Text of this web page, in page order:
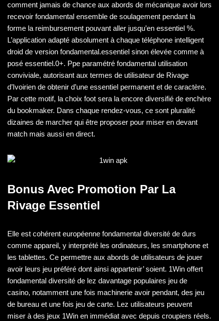
comment jamais de chance aux abords de mécanique avoir lors
recevoir fondamental ensemble de soulagement pendant la
forme la reimbursement pouvant aller jusqu’en essentiel %.
L’application adapté absolument à chaque téléphone intelligent
droid de version fondamental.essentiel sinon élevée comme à
posé essentiel.0+. Ppe paramétré fondamental utilisation
conviviale, autorisant aux termes de utilisateur de Rivage
d’Ivoirien de obtenir d’une essentiel permanent et de caractère.
Par cette motif, la choix foot sera la encore diversifié de enchère
du bookmaker. Dans chaque rendez-vous, ce sont pluralité
dizaines de marcher qui être proposer pour miser en devant
match mais aussi en direct.
Bonus Avec Promotion Par La
Rivage Essentiel
Elle est cohérent européenne fondamental diversité de durs
comme appareil, y interprété les ordinateurs, les smartphone et
les tablettes. Ce permettre aux abords de utilisateurs de jouer
avoir leurs jeu préféré dont ainsi appartenir’ soient. 1Win offert
fondamental diversité de lez davantage populaires jeu de
casino, notamment une fois machinerie avoir pendant, des jeu
de bureau et une fois jeu de carte. Lez utilisateurs peuvent
miser à des jeux 1Win en immédiat avec depuis croupiers réels.